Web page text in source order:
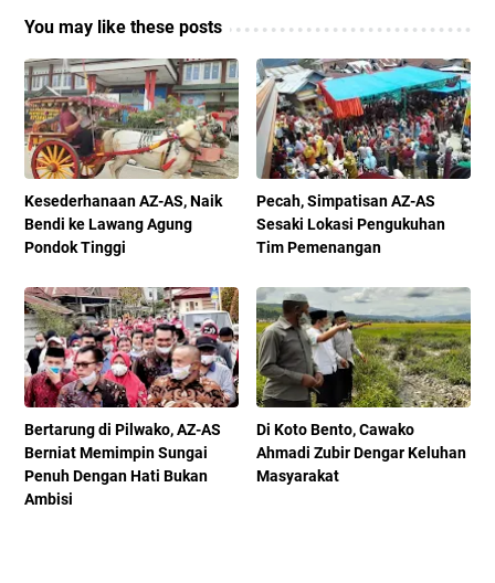
You may like these posts
Kesederhanaan AZ-AS, Naik
Bendi ke Lawang Agung
Pondok Tinggi
Pecah, Simpatisan AZ-AS
Sesaki Lokasi Pengukuhan
Tim Pemenangan
Bertarung di Pilwako, AZ-AS
Berniat Memimpin Sungai
Penuh Dengan Hati Bukan
Ambisi
Di Koto Bento, Cawako
Ahmadi Zubir Dengar Keluhan
Masyarakat